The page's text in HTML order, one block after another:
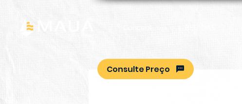
Consulte Preço